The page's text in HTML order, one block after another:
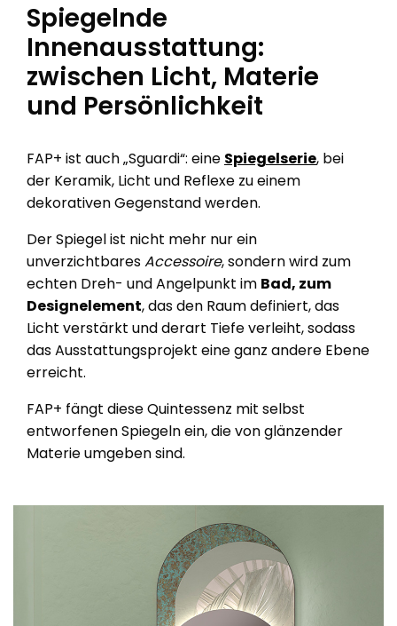
Spiegelnde
Innenausstattung:
zwischen Licht, Materie
und Persönlichkeit
FAP+ ist auch „Sguardi“: eine Spiegelserie, bei
der Keramik, Licht und Reflexe zu einem
dekorativen Gegenstand werden.
Der Spiegel ist nicht mehr nur ein
unverzichtbaresAccessoire, sondern wird zum
echten Dreh- und Angelpunkt im Bad, zum
Designelement, das den Raum definiert, das
Licht verstärkt und derart Tiefe verleiht, sodass
das Ausstattungsprojekt eine ganz andere Ebene
erreicht.
FAP+ fängt diese Quintessenz mit selbst
entworfenen Spiegeln ein, die von glänzender
Materie umgeben sind.